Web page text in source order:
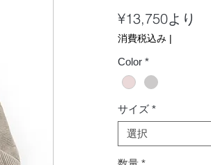
¥13,750より
消費税込み |
Color *
サイズ *
選択